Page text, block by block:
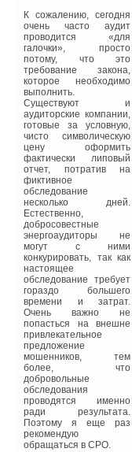
К сожалению, сегодня
очень часто аудит
проводится «для
галочки», просто
потому, что это
требование закона,
которое необходимо
выполнить.
Существуют и
аудиторские компании,
готовые за условную,
чисто символическую
цену оформить
фактически липовый
отчет, потратив на
фиктивное
обследование
несколько дней.
Естественно,
добросовестные
энергоаудиторы не
могут с ними
конкурировать, так как
настоящее
обследование требует
гораздо большего
времени и затрат.
Очень важно не
попасться на внешне
привлекательное
предложение
мошенников, тем
более, что
добровольные
обследования
проводятся именно
ради результата.
Поэтому я еще раз
рекомендую
обращаться в СРО.
источников;
❏ улучшенной
изоляцией конструкций
приводящей к
повышению
температуры
внутренней поверхности
ограждающих
конструкций в сочетании
со схемами аккумуляции
тепловой энергии и
аккумуляторами
низкопотенциального
тепла;
❏ использованием
принудительной
вентиляции с
рекуперацией, для
сокращения потерь
тепловой энергии с
вытяжной вентиляцией;
❏ повышением
требований к
автоматическому
регулированию и
контролю за генерацией
и распределением
тепловой и
электрической энергии
(методы снижения
теплопотребления, с
применением
инженерного
оборудования
представлены на рис. 2).